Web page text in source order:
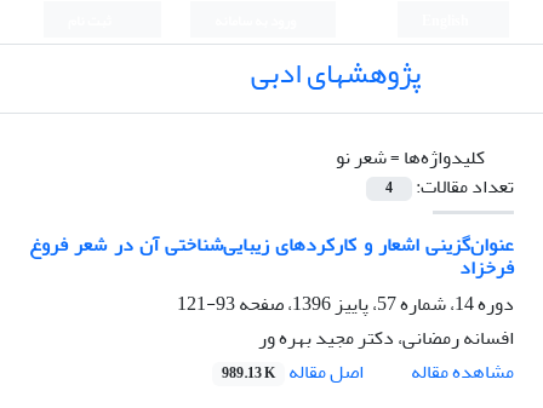
پژوهشهای ادبی
کلیدواژه‌ها =شعر نو
تعداد مقالات:
4
عنوان‌گزینی اشعار و کارکردهای زیبایی‌شناختی آن در شعر فروغ
فرخزاد
دوره 14، شماره 57، پاییز 1396، صفحه
93-121
افسانه رمضانی، دکتر مجید بهره ور
مشاهده مقاله
اصل مقاله 989.13 K